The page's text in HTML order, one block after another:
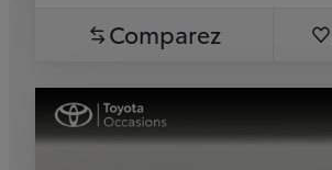
Comparez